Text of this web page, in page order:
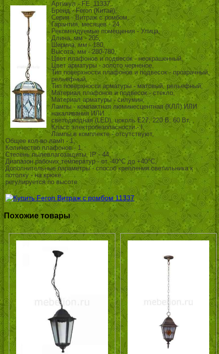
Артикул - FE_11337,
Бренд - Feron (Китай),
Серия - Витраж с ромбом,
Гарантия, месяцев - 24,
Рекомендуемые помещения - Улица,
Длина, мм - 205,
Ширина, мм - 180,
Высота, мм - 280-780,
Цвет плафонов и подвесок - неокрашенный,
Цвет арматуры - золото черненое,
Тип поверхности плафонов и подвесок - прозрачный,
рельефный,
Тип поверхности арматуры - матовый, рельефный,
Материал плафонов и подвесок - стекло,
Материал арматуры - силумин,
Лампы - компактная люминесцентная (КЛЛ) ИЛИ
накаливания ИЛИ
светодиодная (LED), цоколь E27; 220 В; 60 Вт, ,
Класс электробезопасности - I,
Лампы в комплекте - отсутствуют,
Общее кол-во ламп - 1,
Количество плафонов - 1,
Степень пылевлагозащиты, IP - 44,
Диапазон рабочих температур - от -40^C до +40^C,
Дополнительные параметры - способ крепления светильника к
потолку - на крюке,
регулируется по высоте
Похожие товары